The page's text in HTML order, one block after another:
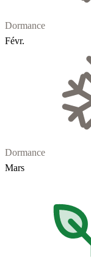
Dormance
Févr.
Dormance
Mars